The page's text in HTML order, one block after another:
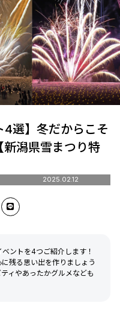
4選】冬だからこそ
新潟県雪まつり特
2025.02.12
ントを4つご紹介します！
残る思い出を作りましょう
ィやあったかグルメなども